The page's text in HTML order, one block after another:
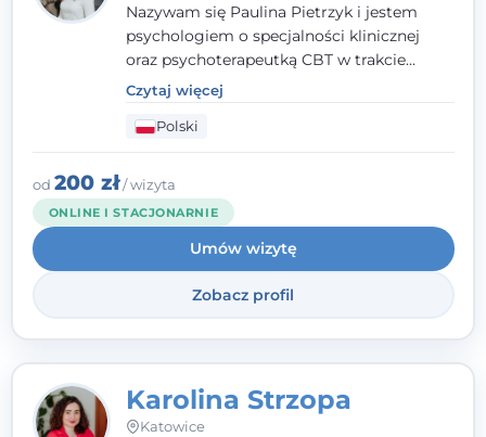
Nazywam się Paulina Pietrzyk i jestem
psychologiem o specjalności klinicznej
oraz psychoterapeutką CBT w trakcie
szkolenia. Pracuję z dorosłymi, którzy
szukają wsparcia w trudnych momentach -
w obliczu lęku, przewlekłego stresu,
natłoku myśli, obniżonego nastroju,
wypalenia czy kryzysu, a także po prostu
chcą lepiej poznać siebie.
Czytaj więcej
Polski
od 200 zł/ wizyta
ONLINE I STACJONARNIE
Umów wizytę
Zobacz profil
Karolina Strzopa
Katowice